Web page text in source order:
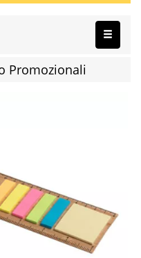
Promozionali